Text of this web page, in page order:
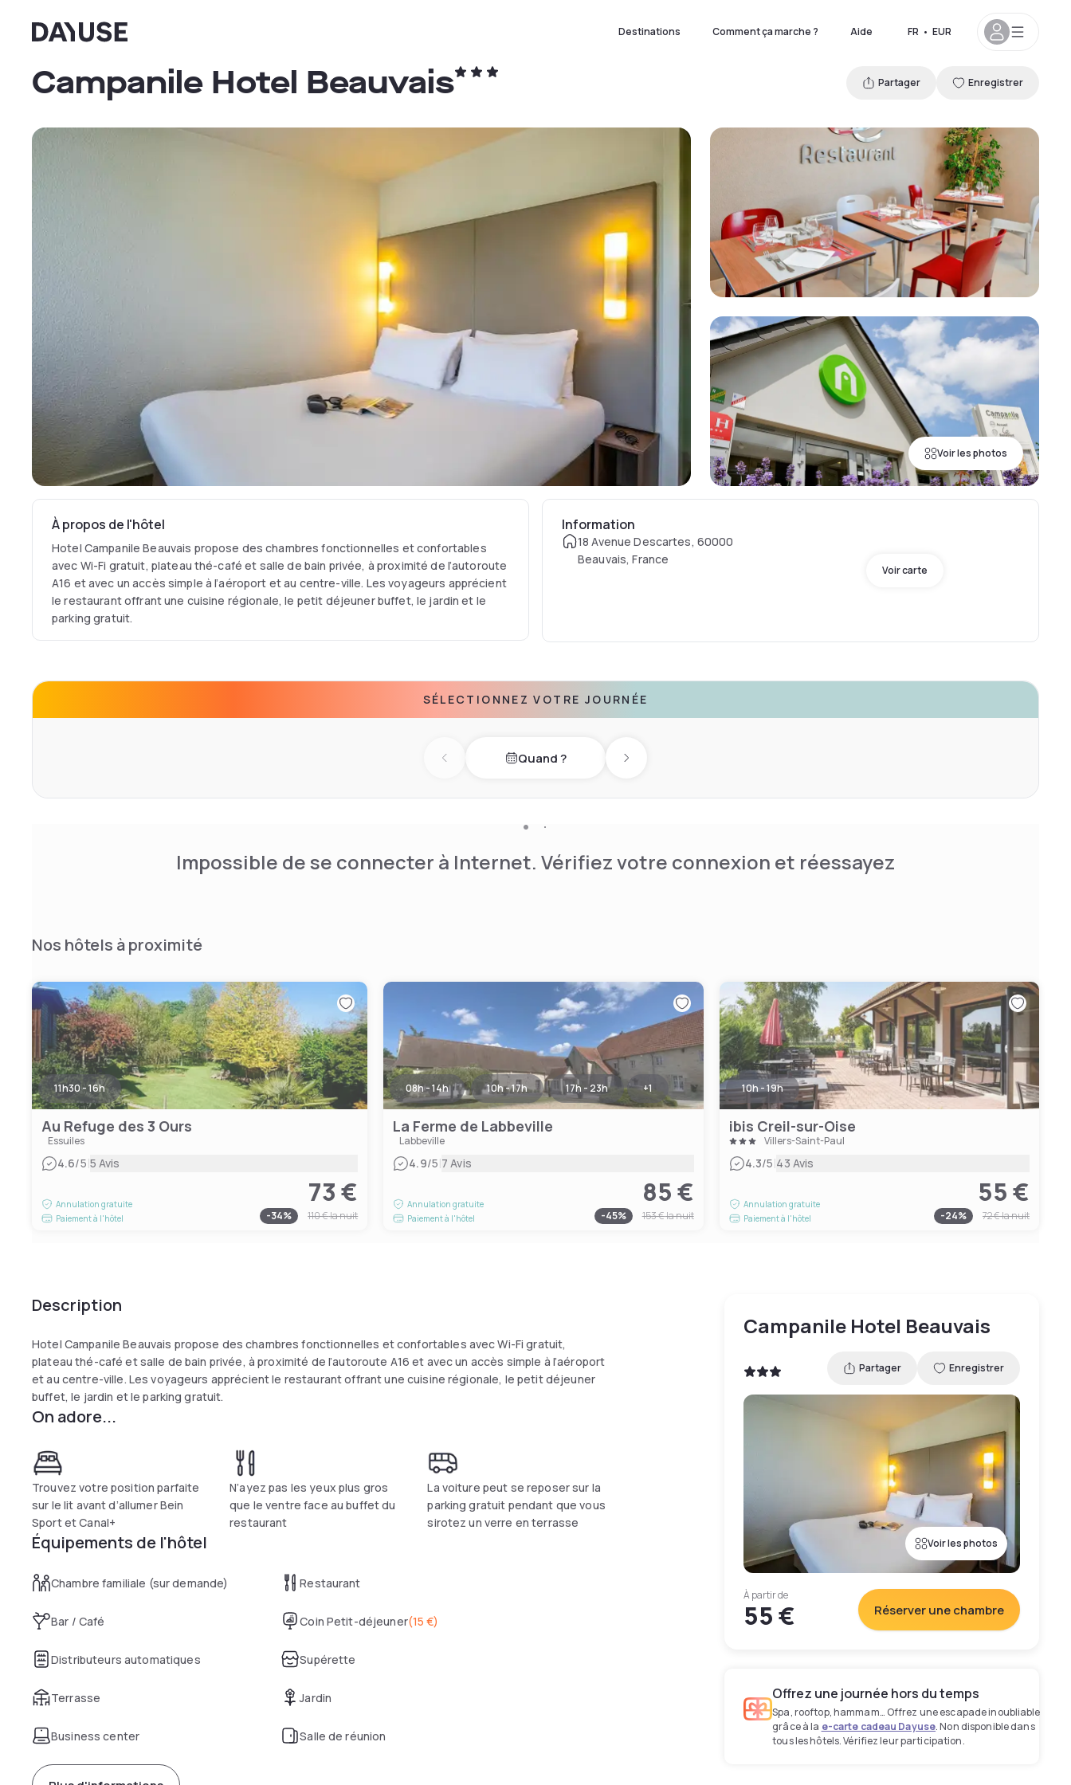
Dayuse Destinations Comment ça marche ? Aide FR • EUR
Voir les photos
Campanile Hotel Beauvais Partager Enregistrer
À propos de l'hôtel
Hotel Campanile Beauvais propose des chambres fonctionnelles et confortables
avec Wi-Fi gratuit, plateau thé-café et salle de bain privée, à proximité de l’autoroute
A16 et avec un accès simple à l’aéroport et au centre-ville. Les voyageurs apprécient
le restaurant offrant une cuisine régionale, le petit déjeuner buffet, le jardin et le
parking gratuit.
Information
18 Avenue Descartes, 60000
Beauvais, France
Voir carte
SÉLECTIONNEZ VOTRE JOURNÉE
Previous dayQuand ? Next day
Impossible de se connecter à Internet. Vérifiez votre connexion et réessayez
Nos hôtels à proximité
11h30 - 16h
Au Refuge des 3 Ours
Essuiles
4.6/5|5 Avis
Annulation gratuite
Paiement à l'hôtel
73 €
-34% 110 €la nuit
08h - 14h 10h - 17h 17h - 23h +1
La Ferme de Labbeville
Labbeville
4.9/5|7 Avis
Annulation gratuite
Paiement à l'hôtel
85 €
-45% 153 €la nuit
10h - 19h
ibis Creil-sur-Oise
Villers-Saint-Paul
4.3/5|43 Avis
Annulation gratuite
Paiement à l'hôtel
55 €
-24% 72 €la nuit
Description
Hotel Campanile Beauvais propose des chambres fonctionnelles et confortables avec Wi-Fi gratuit,
plateau thé-café et salle de bain privée, à proximité de l’autoroute A16 et avec un accès simple à l’aéroport
et au centre-ville. Les voyageurs apprécient le restaurant offrant une cuisine régionale, le petit déjeuner
buffet, le jardin et le parking gratuit.
On adore...
Trouvez votre position parfaite
sur le lit avant d’allumer Bein
Sport et Canal+
N’ayez pas les yeux plus gros
que le ventre face au buffet du
restaurant
La voiture peut se reposer sur la
parking gratuit pendant que vous
sirotez un verre en terrasse
Équipements de l'hôtel
Chambre familiale (sur demande) Restaurant
Bar / Café Coin Petit-déjeuner(15 €)
Distributeurs automatiques Supérette
Terrasse Jardin
Business center Salle de réunion
Campanile Hotel Beauvais
Partager Enregistrer
Voir les photos
À partir de
55 € Réserver une chambre
Offrez une journée hors du temps
Spa, rooftop, hammam… Offrez une escapade inoubliable
grâce à la e-carte cadeau Dayuse. Non disponible dans
tous les hôtels. Vérifiez leur participation.